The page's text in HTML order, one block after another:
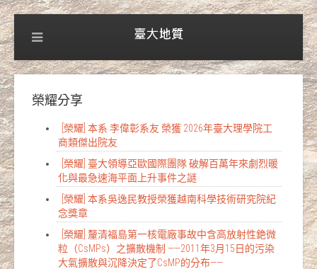
榮耀分享
[榮耀] 本系 李偉彰系友 榮獲 2026年臺大理學院工
商類傑出院友
[榮耀] 臺大領導亞歐國際團隊 破解百萬年來劇烈暖
化與最急速海平面上升事件之謎
[榮耀] 本系吳逸民教授榮獲越南科學技術研究院紀
念獎章
[榮耀] 釐清福島第一核電廠事故中含高放射性銫微
粒（CsMPs）之擴散機制 ——2011年3月15日的污染
大氣擴散與沉降決定了CsMP的分布——